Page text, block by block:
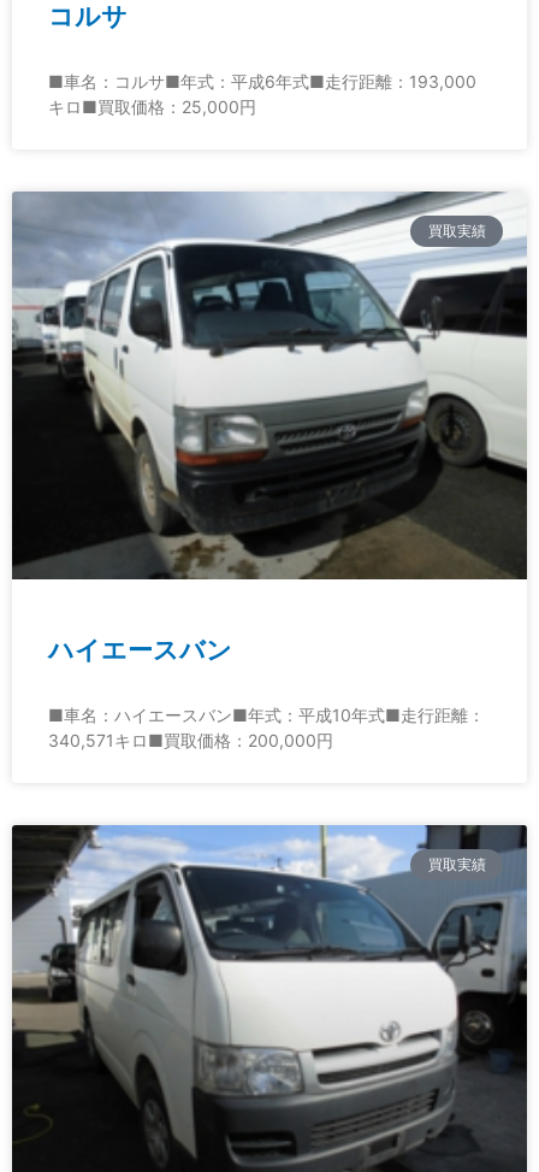
コルサ
■車名：コルサ■年式：平成6年式■走行距離：193,000
キロ■買取価格：25,000円
買取実績
ハイエースバン
■車名：ハイエースバン■年式：平成10年式■走行距離：
340,571キロ■買取価格：200,000円
買取実績